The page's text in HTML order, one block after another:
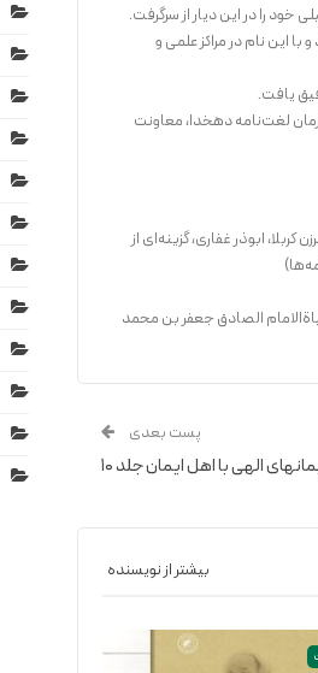
خود را در این دیار از سرگرفت.
این نام در مراكز علمی و
یافت.
لغت‌نامه دهخدا، معاونت
ابوذر غفاری، گزینه‌ای از
الصادق جعفر بن محمد
پست بعدی
الهی با اهل ایمان جلد ۱۰
بیشتر از نویسنده